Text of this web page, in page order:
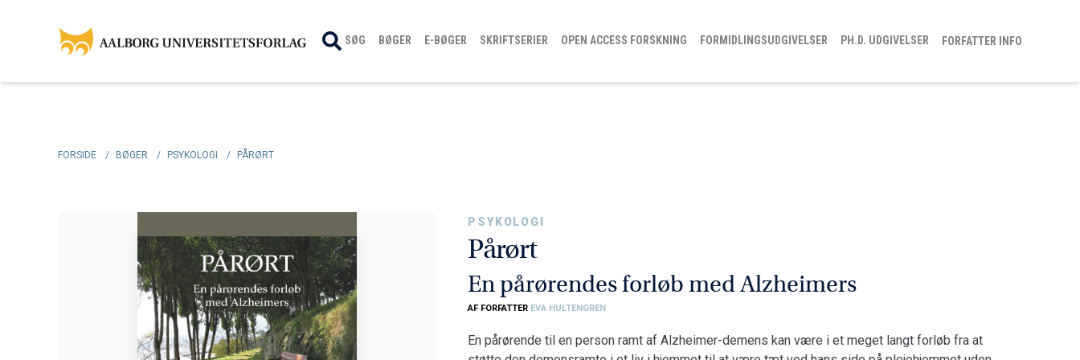
SØG BØGER E-BØGER SKRIFTSERIER OPEN ACCESS FORSKNING FORMIDLINGSUDGIVELSER PH.D. UDGIVELSER FORFATTER INFO
FORSIDE / BØGER / PSYKOLOGI / PÅRØRT
PSYKOLOGI
Pårørt
En pårørendes forløb med Alzheimers
AF FORFATTER EVA HULTENGREN
En pårørende til en person ramt af Alzheimer-demens kan være i et meget langt forløb fra at